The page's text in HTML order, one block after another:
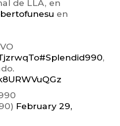
de LLA, en
en
#Splendid990,
February 29,